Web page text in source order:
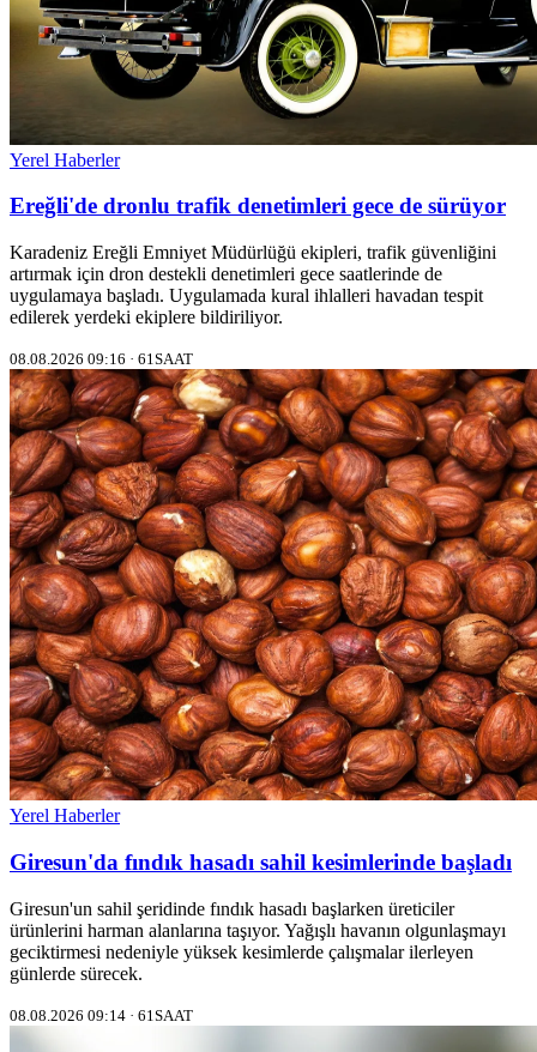
Yerel Haberler
Ereğli'de dronlu trafik denetimleri gece de sürüyor
Karadeniz Ereğli Emniyet Müdürlüğü ekipleri, trafik güvenliğini
artırmak için dron destekli denetimleri gece saatlerinde de
uygulamaya başladı. Uygulamada kural ihlalleri havadan tespit
edilerek yerdeki ekiplere bildiriliyor.
08.08.2026 09:16 · 61SAAT
Yerel Haberler
Giresun'da fındık hasadı sahil kesimlerinde başladı
Giresun'un sahil şeridinde fındık hasadı başlarken üreticiler
ürünlerini harman alanlarına taşıyor. Yağışlı havanın olgunlaşmayı
geciktirmesi nedeniyle yüksek kesimlerde çalışmalar ilerleyen
günlerde sürecek.
08.08.2026 09:14 · 61SAAT